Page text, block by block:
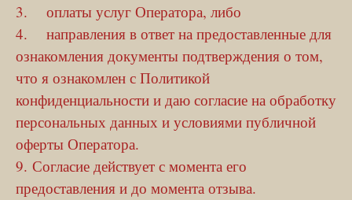
3. оплаты услуг Оператора, либо
4. направления в ответ на предоставленные для
ознакомления документы подтверждения о том,
что я ознакомлен с Политикой
конфиденциальности и даю согласие на обработку
персональных данных и условиями публичной
оферты Оператора.
9. Согласие действует с момента его
предоставления и до момента отзыва.